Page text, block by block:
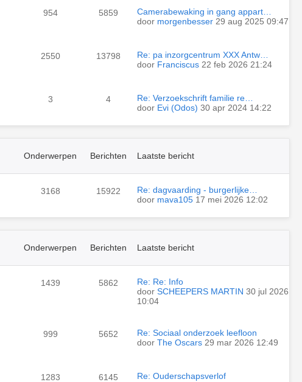
954 5859
Camerabewaking in gang appart…
door morgenbesser 29 aug 2025 09:47
2550 13798
Re: pa inzorgcentrum XXX Antw…
door Franciscus 22 feb 2026 21:24
3 4
Re: Verzoekschrift familie re…
door Evi (Odos) 30 apr 2024 14:22
Onderwerpen Berichten Laatste bericht
3168 15922
Re: dagvaarding - burgerlijke…
door mava105 17 mei 2026 12:02
Onderwerpen Berichten Laatste bericht
1439 5862
Re: Re: Info
door SCHEEPERS MARTIN 30 jul 2026
10:04
999 5652
Re: Sociaal onderzoek leefloon
door The Oscars 29 mar 2026 12:49
1283 6145
Re: Ouderschapsverlof